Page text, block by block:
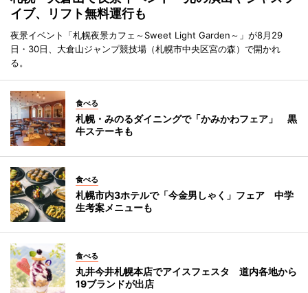
イブ、リフト無料運行も
夜景イベント「札幌夜景カフェ～Sweet Light Garden～」が8月29
日・30日、大倉山ジャンプ競技場（札幌市中央区宮の森）で開かれ
る。
食べる
札幌・みのるダイニングで「かみかわフェア」 黒
牛ステーキも
食べる
札幌市内3ホテルで「今金男しゃく」フェア 中学
生考案メニューも
食べる
丸井今井札幌本店でアイスフェスタ 道内各地から
19ブランドが出店